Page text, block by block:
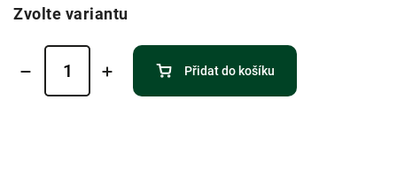
Zvolte variantu
Přidat do košíku